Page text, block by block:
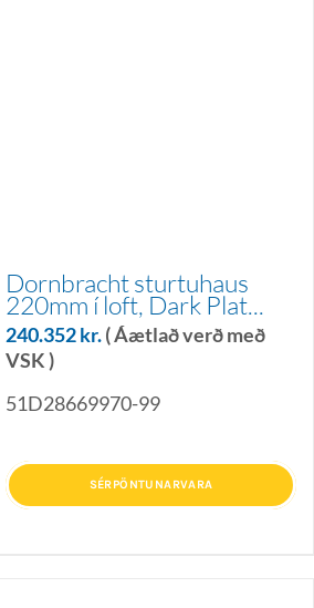
Dornbracht sturtuhaus
220mm í loft, Dark Plat...
240.352kr.( Áætlað verð með
VSK )
51D28669970-99
SÉRPÖNTUNARVARA